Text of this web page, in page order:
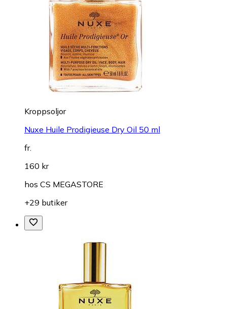
Kroppsoljor
Nuxe Huile Prodigieuse Dry Oil 50 ml
fr.
160 kr
hos CS MEGASTORE
+29 butiker